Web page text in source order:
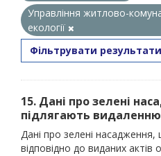
Управління житлово-
екології
Фільтрувати результати
15. Дані про зелені
підлягають
Дані про зелені
відповідно до виданих